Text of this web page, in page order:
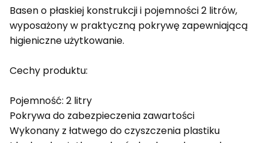
Basen o płaskiej konstrukcji i pojemności 2 litrów,
wyposażony w praktyczną pokrywę zapewniającą
higieniczne użytkowanie.
Cechy produktu:
Pojemność: 2 litry
Pokrywa do zabezpieczenia zawartości
Wykonany z łatwego do czyszczenia plastiku